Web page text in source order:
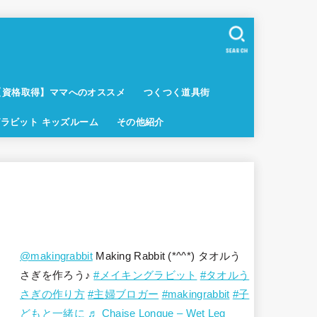
資格取得】ママへのオススメ つくつく道具街
ビット キッズルーム その他紹介
SEARCH
@makingrabbitMaking Rabbit (*^^*) タオルう
さぎを作ろう♪#メイキングラビット #タオルう
さぎの作り方 #主婦ブロガー #makingrabbit #子
どもと一緒に ♬ Chaise Longue – Wet Leg